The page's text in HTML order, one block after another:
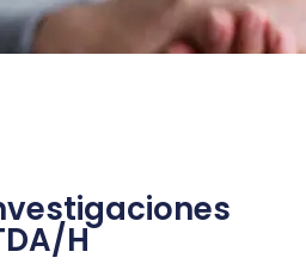
H